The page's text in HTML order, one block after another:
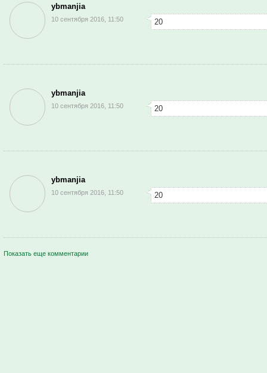
ybmanjia
10 сентября 2016, 11:50 20
ybmanjia
10 сентября 2016, 11:50 20
ybmanjia
10 сентября 2016, 11:50 20
Показать еще комментарии